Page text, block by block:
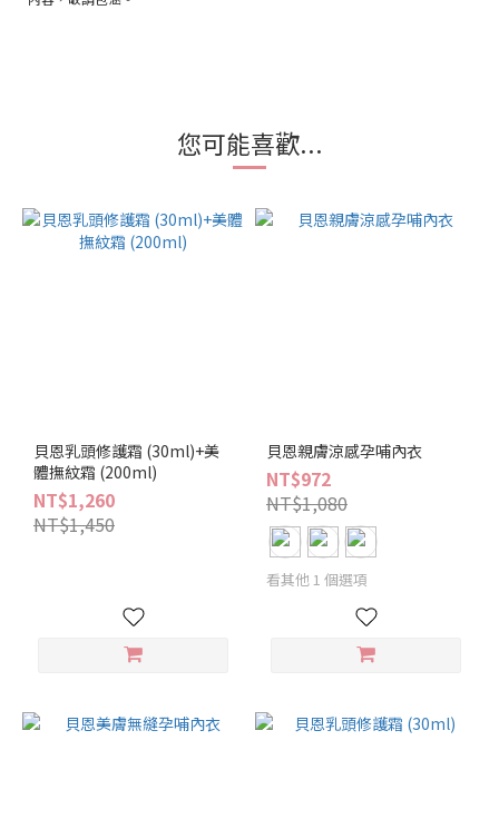
您可能喜歡...
貝恩乳頭修護霜 (30ml)+美
體撫紋霜 (200ml)
NT$1,260
NT$1,450
貝恩親膚涼感孕哺內衣
NT$972
NT$1,080
看其他 1 個選項